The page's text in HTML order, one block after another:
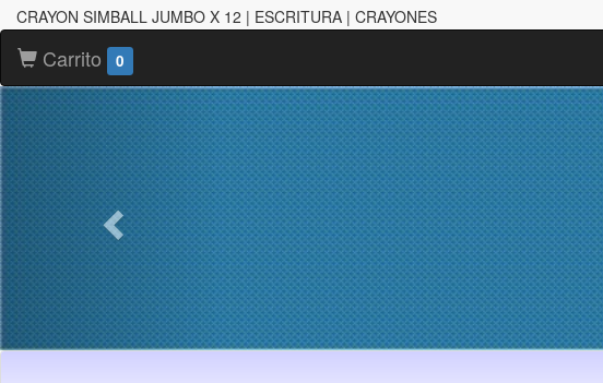
CRAYON SIMBALL JUMBO X 12 | ESCRITURA | CRAYONES
Carrito 0